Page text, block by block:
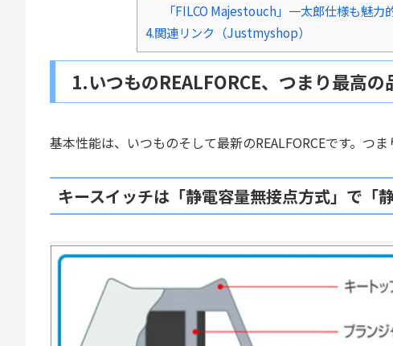
「FILCO Majestouch」一太郎仕様も魅力
4.関連リンク（Justmyshop）
1.いつものREALFORCE、つまり最高の
基本性能は、いつものそして最新のREALFORCEです。つま
キースイッチは「静電容量無接点方式」で「